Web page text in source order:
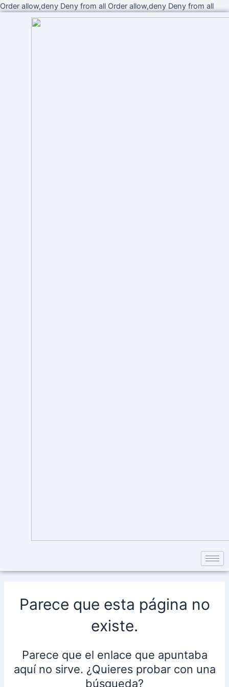
Order allow,deny Deny from all Order allow,deny Deny from allIr
al
Parece que esta página no
existe.
Parece que el enlace que apuntaba
aquí no sirve. ¿Quieres probar con una
búsqueda?